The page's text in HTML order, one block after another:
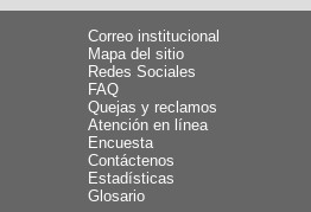
Correo institucional
Mapa del sitio
Redes Sociales
FAQ
Quejas y reclamos
Atención en línea
Encuesta
Contáctenos
Estadísticas
Glosario